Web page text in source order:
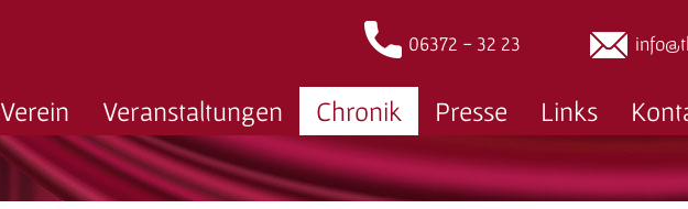
06372 - 32 23
Verein Veranstaltungen Chronik Presse Links